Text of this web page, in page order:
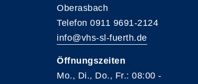
Oberasbach
Telefon 0911 9691-2124
info@vhs-sl-fuerth.de
Öffnungszeiten
Mo., Di., Do., Fr.: 08:00 -